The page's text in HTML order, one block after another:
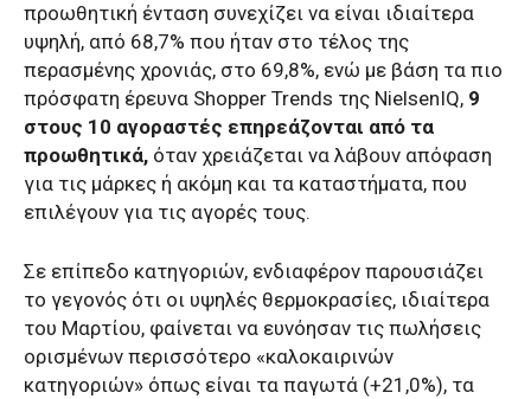
προωθητική ένταση συνεχίζει να είναι ιδιαίτερα
υψηλή, από 68,7% που ήταν στο τέλος της
περασμένης χρονιάς, στο 69,8%, ενώ με βάση τα πιο
πρόσφατη έρευνα Shopper Trends της NielsenIQ, 9
στους 10 αγοραστές επηρεάζονται από τα
προωθητικά, όταν χρειάζεται να λάβουν απόφαση
για τις μάρκες ή ακόμη και τα καταστήματα, που
επιλέγουν για τις αγορές τους.
Σε επίπεδο κατηγοριών, ενδιαφέρον παρουσιάζει
το γεγονός ότι οι υψηλές θερμοκρασίες, ιδιαίτερα
του Μαρτίου, φαίνεται να ευνόησαν τις πωλήσεις
ορισμένων περισσότερο «καλοκαιρινών
κατηγοριών» όπως είναι τα παγωτά (+21,0%), τα